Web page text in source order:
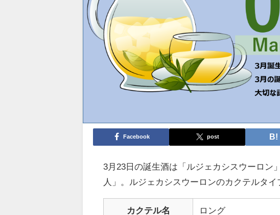
Facebook post
3月23日の誕生酒は「ルジェカシスウーロン
人」。ルジェカシスウーロンのカクテルタイ
カクテル名 ロング